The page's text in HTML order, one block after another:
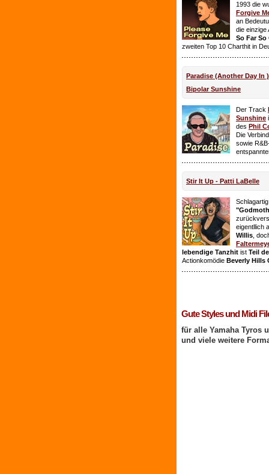
1993 die
Forgive
an
die einzige
So Far So
zweiten Top 10 Charthit in
Paradise (Another Day In
Bipolar Sunshine
Der Track
Sunshine
des Phil
Die
sowie
Stir It Up - Patti LaBelle
eigentllich
Willis ,
lebendige Tanzhit ist Teil
Actionkomödie Beverly Hills
Gute Styles und Midi
für alle Yamaha Tyros
und viele weitere